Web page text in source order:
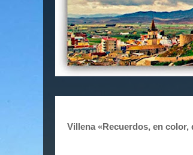
Villena «Recuerdos, en color,